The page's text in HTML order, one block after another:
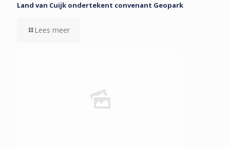
Land van Cuijk ondertekent convenant Geopark
Lees meer